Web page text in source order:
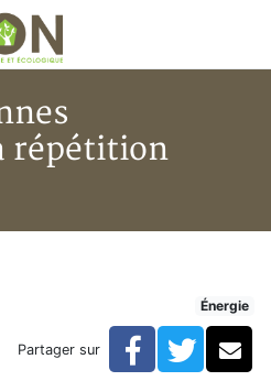
répétition
à répétition (réservé)
Énergie
Partager sur Facebook